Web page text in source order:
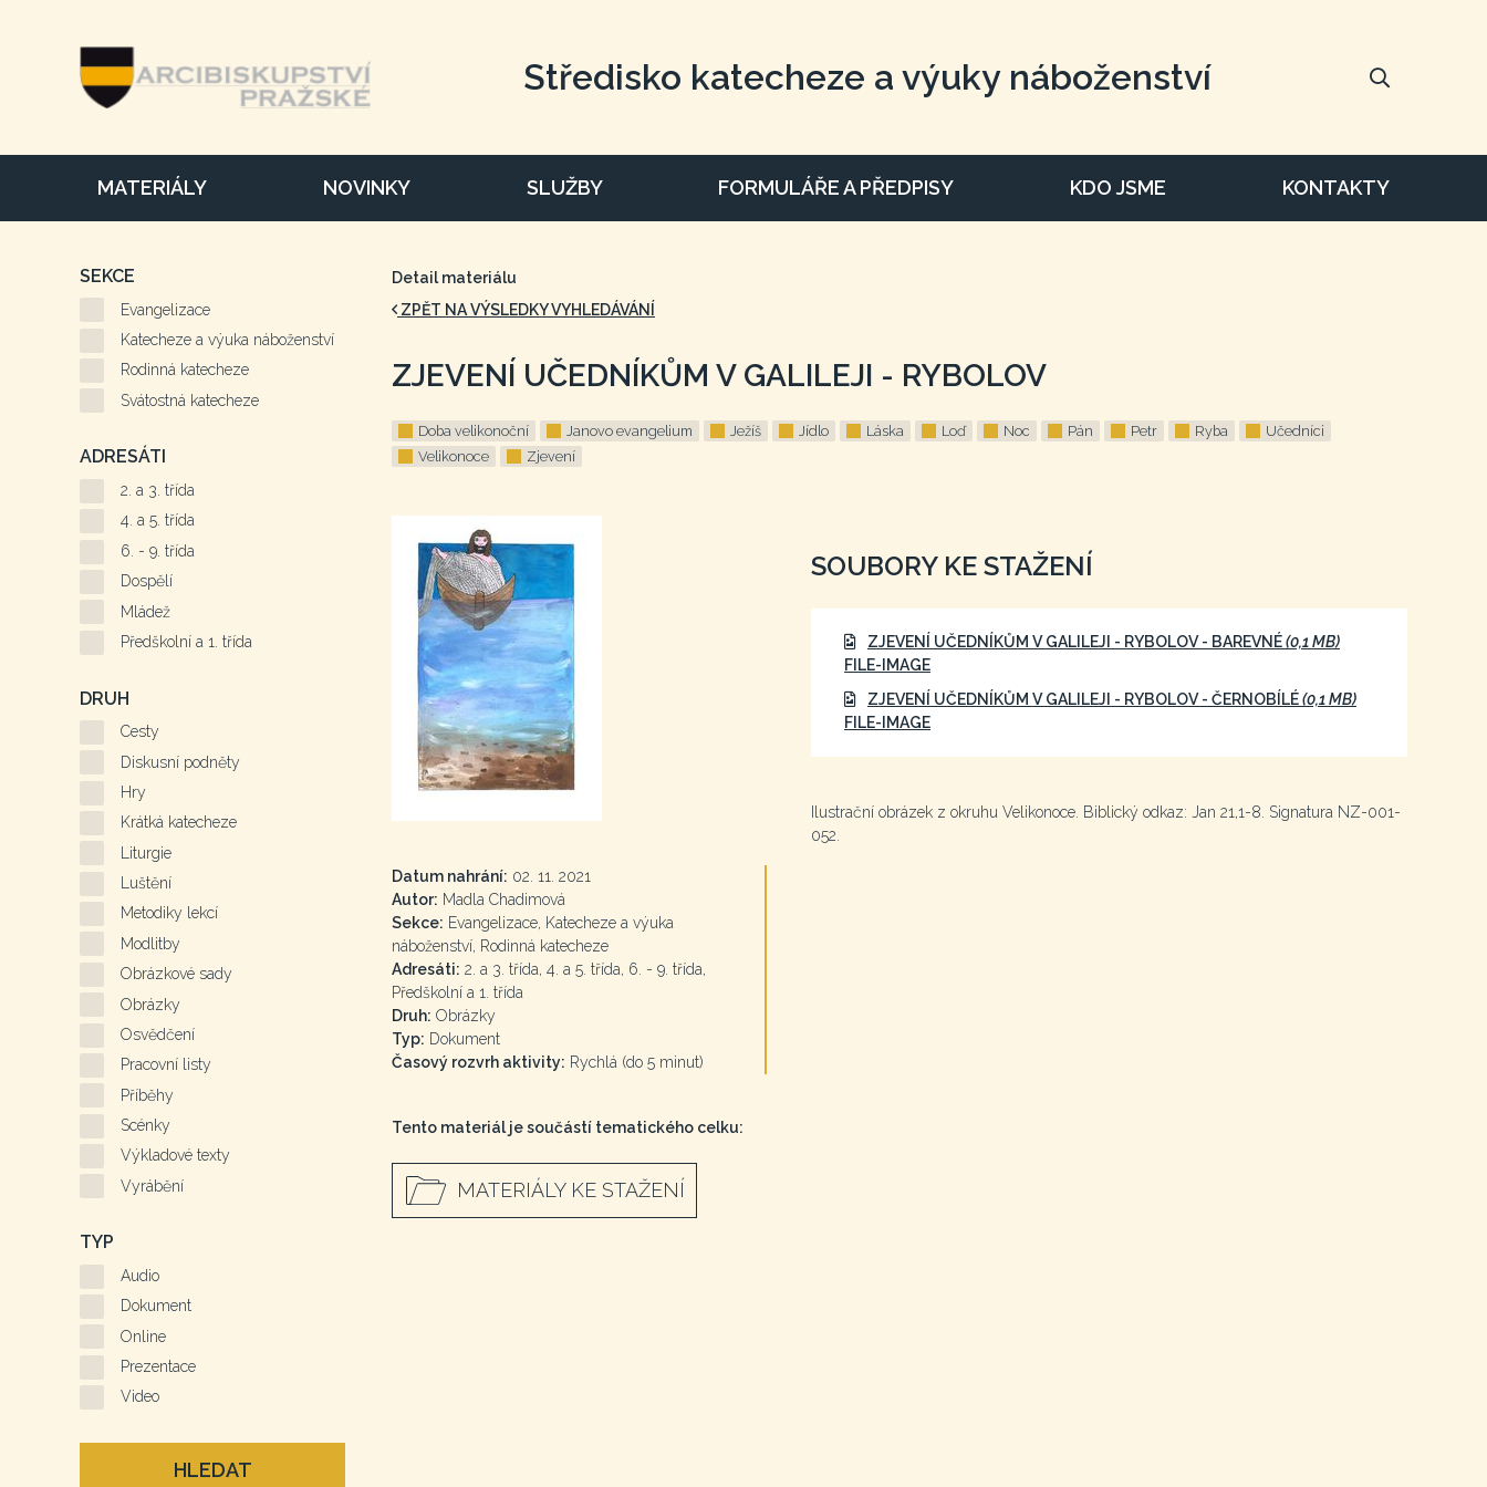
Středisko katecheze a výuky náboženství
MATERIÁLY NOVINKY SLUŽBY FORMULÁŘE A PŘEDPISY KDO JSME KONTAKTY
Detail materiálu
ZPĚT NA VÝSLEDKY VYHLEDÁVÁNÍ
ZJEVENÍ UČEDNÍKŮM V GALILEJI - RYBOLOV
Doba velikonoční Janovo evangelium Ježíš Jídlo Láska Loď Noc Pán Petr Ryba
Učedníci
Velikonoce
Zjevení
Datum nahrání: 02. 11. 2021
Autor: Madla Chadimová
Sekce: Evangelizace, Katecheze a výuka
náboženství, Rodinná katecheze
Adresáti: 2. a 3. třída, 4. a 5. třída, 6. - 9. třída,
Předškolní a 1. třída
Druh: Obrázky
Typ: Dokument
Časový rozvrh aktivity: Rychlá (do 5 minut)
Tento materiál je součástí tematického celku:
MATERIÁLY KE STAŽENÍ
SOUBORY KE STAŽENÍ
ZJEVENÍ UČEDNÍKŮM V GALILEJI - RYBOLOV - BAREVNÉ(0,1 MB)
FILE-IMAGE
ZJEVENÍ UČEDNÍKŮM V GALILEJI - RYBOLOV - ČERNOBÍLÉ(0,1 MB)
FILE-IMAGE
Ilustrační obrázek z okruhu Velikonoce. Biblický odkaz: Jan 21,1-8. Signatura NZ-001-
052.
SEKCE
Evangelizace
Katecheze a výuka náboženství
Rodinná katecheze
Svátostná katecheze
ADRESÁTI
2. a 3. třída
4. a 5. třída
6. - 9. třída
Dospělí
Mládež
Předškolní a 1. třída
DRUH
Cesty
Diskusní podněty
Hry
Krátká katecheze
Liturgie
Luštění
Metodiky lekcí
Modlitby
Obrázkové sady
Obrázky
Osvědčení
Pracovní listy
Příběhy
Scénky
Výkladové texty
Vyrábění
TYP
Audio
Dokument
Online
Prezentace
Video
HLEDAT